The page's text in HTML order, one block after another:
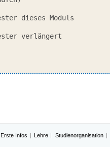
Erste Infos Lehre Studienorganisation